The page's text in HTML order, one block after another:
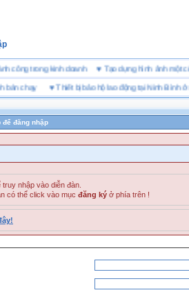
thành công trong kinh doanh ♥Tạo dựng hình ảnh
chạy♥ Thiết bị bảo hộ lao động tại Ninh Bình ở đâu
để đăng nhập
nhập vào diễn đàn.
có thể click vào mục đăng ký ở phía trên !